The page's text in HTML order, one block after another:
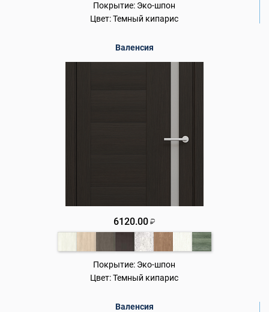
Покрытие: Эко-шпон
Цвет:Темный кипарис
Валенсия
6120.00 ₽
Покрытие: Эко-шпон
Цвет:Темный кипарис
Валенсия